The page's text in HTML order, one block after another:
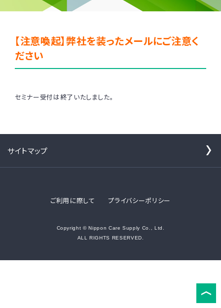
【注意喚起】弊社を装ったメールにご注意く
ださい
セミナー受付は終了いたしました。
サイトマップ
ご利用に際して プライバシーポリシー
Copyright © Nippon Care Supply Co., Ltd.
ALL RIGHTS RESERVED.